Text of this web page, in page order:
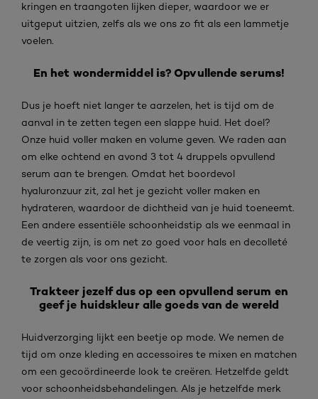
kringen en traangoten lijken dieper, waardoor we er
uitgeput uitzien, zelfs als we ons zo fit als een lammetje
voelen.
En het wondermiddel is? Opvullende serums!
Dus je hoeft niet langer te aarzelen, het is tijd om de
aanval in te zetten tegen een slappe huid. Het doel?
Onze huid voller maken en volume geven. We raden aan
om elke ochtend en avond 3 tot 4 druppels opvullend
serum aan te brengen. Omdat het boordevol
hyaluronzuur zit, zal het je gezicht voller maken en
hydrateren, waardoor de dichtheid van je huid toeneemt.
Een andere essentiële schoonheidstip als we eenmaal in
de veertig zijn, is om net zo goed voor hals en decolleté
te zorgen als voor ons gezicht.
Trakteer jezelf dus op een opvullend serum en
geef je huidskleur alle goeds van de wereld
Huidverzorging lijkt een beetje op mode. We nemen de
tijd om onze kleding en accessoires te mixen en matchen
om een gecoördineerde look te creëren. Hetzelfde geldt
voor schoonheidsbehandelingen. Als je hetzelfde merk